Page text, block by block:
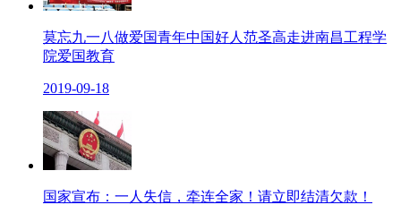
莫忘九一八做爱国青年中国好人范圣高走进南昌工程学
院爱国教育
2019-09-18
国家宣布：一人失信，牵连全家！请立即结清欠款！